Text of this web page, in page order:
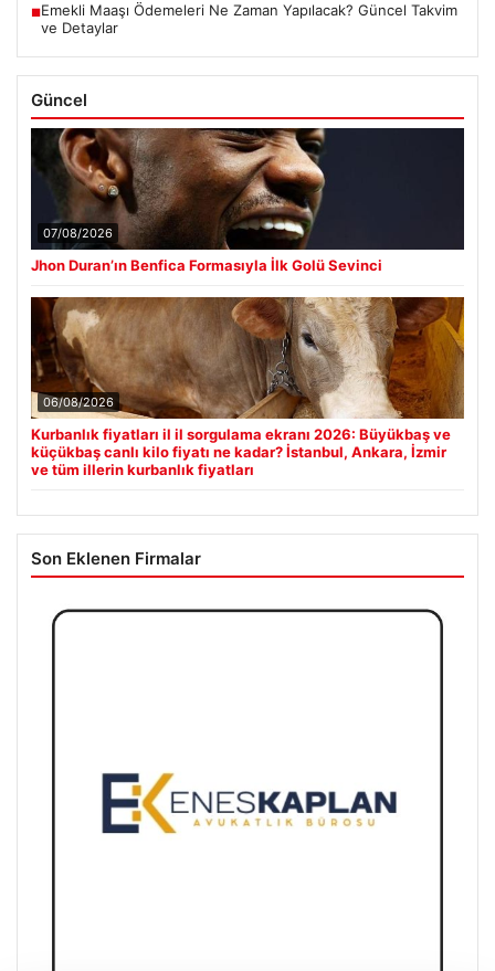
■Emekli Maaşı Ödemeleri Ne Zaman Yapılacak? Güncel Takvim
ve Detaylar
Güncel
07/08/2026
Jhon Duran’ın Benfica Formasıyla İlk Golü Sevinci
06/08/2026
Kurbanlık fiyatları il il sorgulama ekranı 2026: Büyükbaş ve
küçükbaş canlı kilo fiyatı ne kadar? İstanbul, Ankara, İzmir
ve tüm illerin kurbanlık fiyatları
Son Eklenen Firmalar